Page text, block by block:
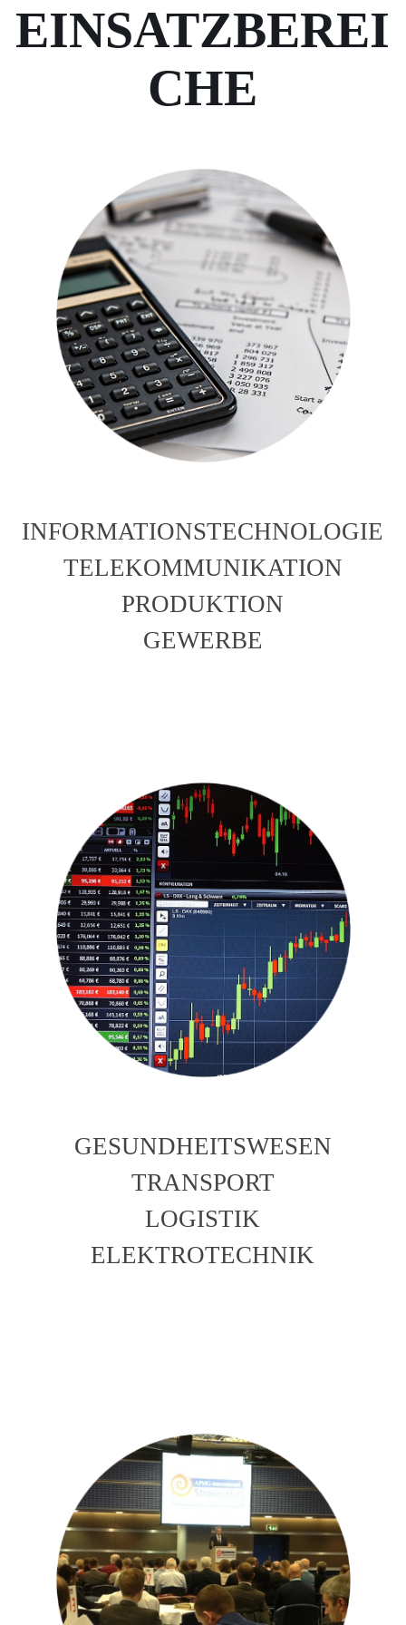
EINSATZBEREI
CHE
INFORMATIONSTECHNOLOGIE
TELEKOMMUNIKATION
PRODUKTION
GEWERBE
GESUNDHEITSWESEN
TRANSPORT
LOGISTIK
ELEKTROTECHNIK